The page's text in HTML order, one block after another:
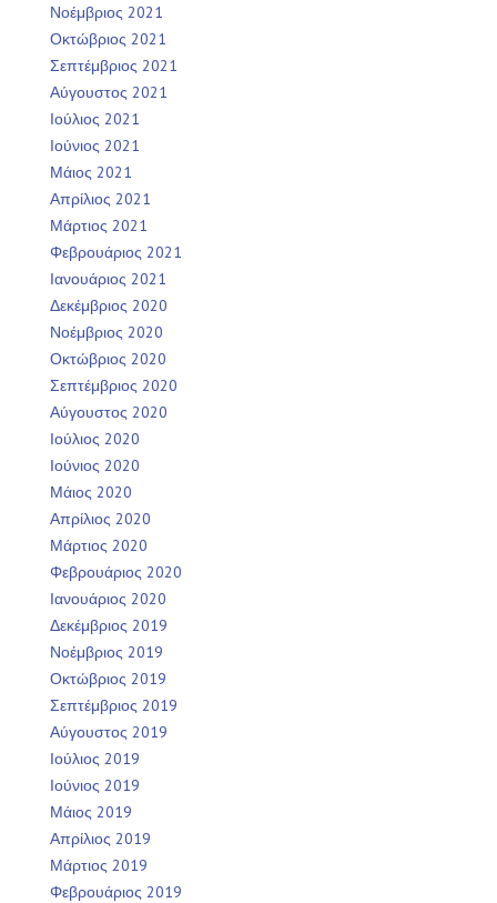
Νοέμβριος 2021
Οκτώβριος 2021
Σεπτέμβριος 2021
Αύγουστος 2021
Ιούλιος 2021
Ιούνιος 2021
Μάιος 2021
Απρίλιος 2021
Μάρτιος 2021
Φεβρουάριος 2021
Ιανουάριος 2021
Δεκέμβριος 2020
Νοέμβριος 2020
Οκτώβριος 2020
Σεπτέμβριος 2020
Αύγουστος 2020
Ιούλιος 2020
Ιούνιος 2020
Μάιος 2020
Απρίλιος 2020
Μάρτιος 2020
Φεβρουάριος 2020
Ιανουάριος 2020
Δεκέμβριος 2019
Νοέμβριος 2019
Οκτώβριος 2019
Σεπτέμβριος 2019
Αύγουστος 2019
Ιούλιος 2019
Ιούνιος 2019
Μάιος 2019
Απρίλιος 2019
Μάρτιος 2019
Φεβρουάριος 2019